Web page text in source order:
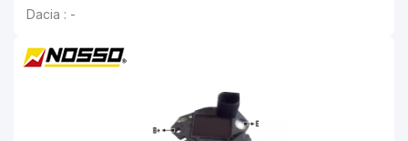
Dacia : -